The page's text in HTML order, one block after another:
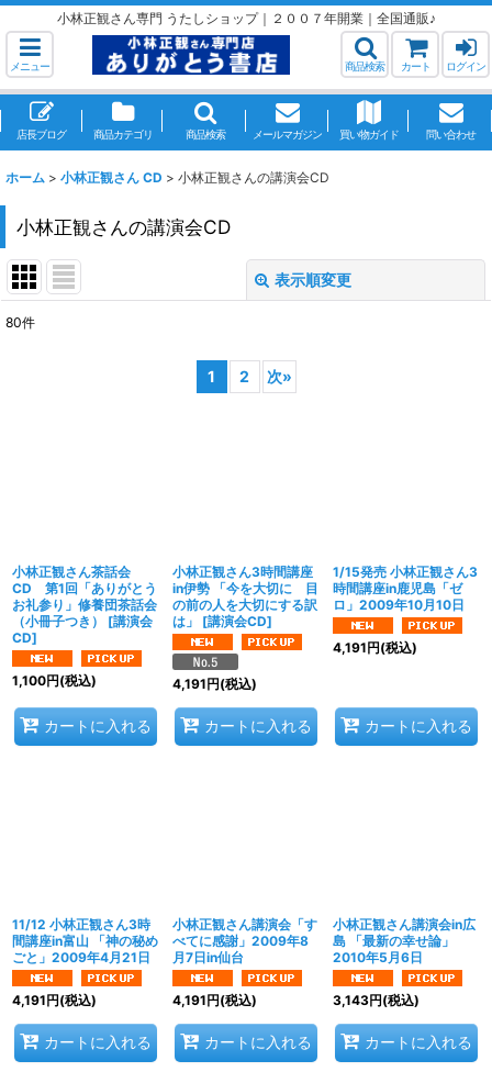
小林正観さん専門 うたしショップ｜２００７年開業｜全国通販♪
メニュー 商品検索 カート ログイン
店長ブログ 商品カテゴリ 商品検索 メールマガジン 買い物ガイド 問い合わせ
ホーム > 小林正観さん CD > 小林正観さんの講演会CD
小林正観さんの講演会CD
表示順変更
80件
1 2 次»
小林正観さん茶話会
CD 第1回「ありがとう
お礼参り」修養団茶話会
（小冊子つき）
[講演会
CD]
1,100円(税込)
カートに入れる
小林正観さん3時間講座
in伊勢 「今を大切に 目
の前の人を大切にする訳
は」
[講演会CD]
4,191円(税込)
カートに入れる
1/15発売 小林正観さん3
時間講座in鹿児島「ゼ
ロ」2009年10月10日
4,191円(税込)
カートに入れる
11/12 小林正観さん3時
間講座in富山 「神の秘め
ごと」2009年4月21日
4,191円(税込)
カートに入れる
小林正観さん講演会「す
べてに感謝」2009年8
月7日in仙台
4,191円(税込)
カートに入れる
小林正観さん講演会in広
島 「最新の幸せ論」
2010年5月6日
3,143円(税込)
カートに入れる